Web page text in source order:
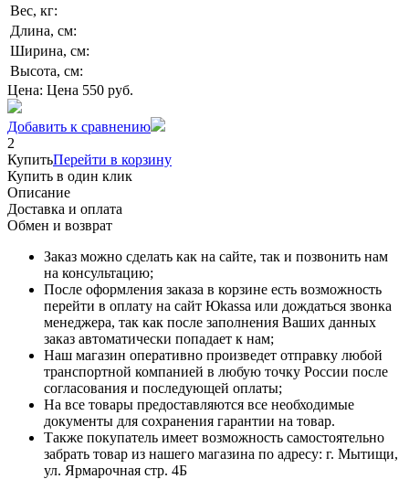
Вес, кг:
Длина, см:
Ширина, см:
Высота, см:
Цена: Цена 550 руб.
Добавить к сравнению
2
КупитьПерейти в корзину
Купить в один клик
Описание
Доставка и оплата
Обмен и возврат
Заказ можно сделать как на сайте, так и позвонить нам
на консультацию;
После оформления заказа в корзине есть возможность
перейти в оплату на сайт Юkassa или дождаться звонка
менеджера, так как после заполнения Ваших данных
заказ автоматически попадает к нам;
Наш магазин оперативно произведет отправку любой
транспортной компанией в любую точку России после
согласования и последующей оплаты;
На все товары предоставляются все необходимые
документы для сохранения гарантии на товар.
Также покупатель имеет возможность самостоятельно
забрать товар из нашего магазина по адресу: г. Мытищи,
ул. Ярмарочная стр. 4Б